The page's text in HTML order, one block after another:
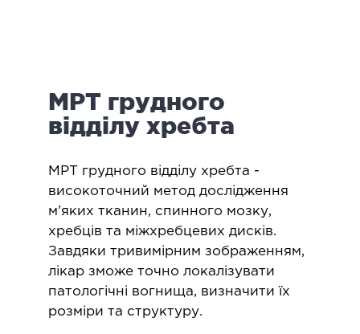
лицьова хірургія
ХІРУРГІЯ
в гінекології
в онкології
в урології
МРТ грудного
відділу хребта
​МРТ грудного відділу хребта -
високоточний метод дослідження
м’яких тканин, спинного мозку,
хребців та міжхребцевих дисків.
Завдяки тривимірним зображенням,
лікар зможе точно локалізувати
патологічні вогнища, визначити їх
розміри та структуру.